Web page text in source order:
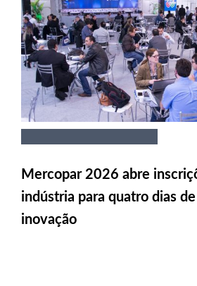
Mercopar 2026 abre
indústria para quatro dias
inovação